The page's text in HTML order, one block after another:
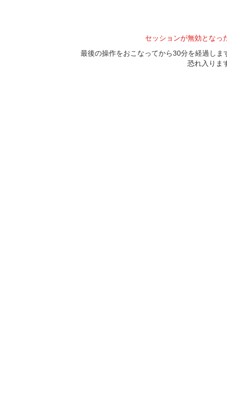
セッションが無効となっ
最後の操作をおこなってから30分を経過し
恐れ入りま